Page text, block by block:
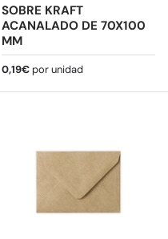
SOBRE KRAFT
ACANALADO DE 70X100
MM
Precio normal
0,19€ por unidad